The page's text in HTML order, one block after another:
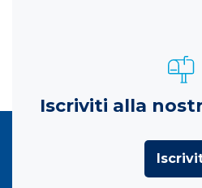
Iscriviti alla